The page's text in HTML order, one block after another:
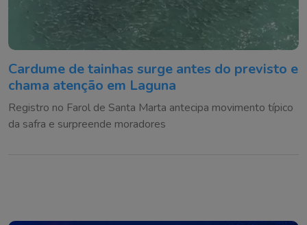
Cardume de tainhas surge antes do previsto e
chama atenção em Laguna
Registro no Farol de Santa Marta antecipa movimento típico
da safra e surpreende moradores